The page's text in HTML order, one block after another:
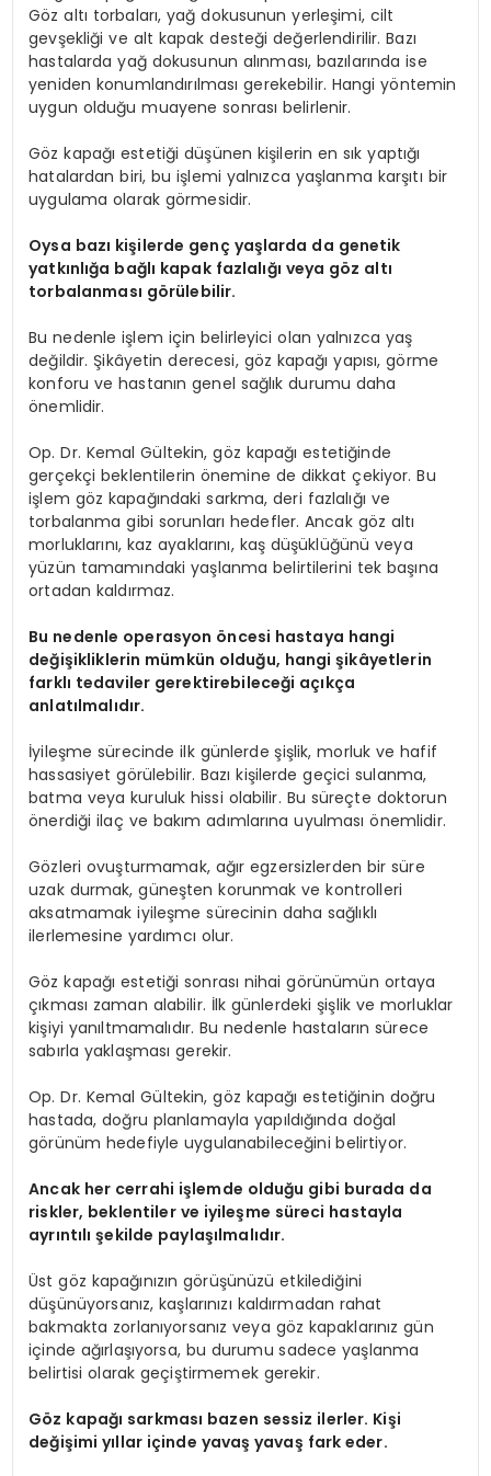
Göz altı torbaları, yağ dokusunun yerleşimi, cilt
gevşekliği ve alt kapak desteği değerlendirilir. Bazı
hastalarda yağ dokusunun alınması, bazılarında ise
yeniden konumlandırılması gerekebilir. Hangi yöntemin
uygun olduğu muayene sonrası belirlenir.
Göz kapağı estetiği düşünen kişilerin en sık yaptığı
hatalardan biri, bu işlemi yalnızca yaşlanma karşıtı bir
uygulama olarak görmesidir.
Oysa bazı kişilerde genç yaşlarda da genetik
yatkınlığa bağlı kapak fazlalığı veya göz altı
torbalanması görülebilir.
Bu nedenle işlem için belirleyici olan yalnızca yaş
değildir. Şikâyetin derecesi, göz kapağı yapısı, görme
konforu ve hastanın genel sağlık durumu daha
önemlidir.
Op. Dr. Kemal Gültekin, göz kapağı estetiğinde
gerçekçi beklentilerin önemine de dikkat çekiyor. Bu
işlem göz kapağındaki sarkma, deri fazlalığı ve
torbalanma gibi sorunları hedefler. Ancak göz altı
morluklarını, kaz ayaklarını, kaş düşüklüğünü veya
yüzün tamamındaki yaşlanma belirtilerini tek başına
ortadan kaldırmaz.
Bu nedenle operasyon öncesi hastaya hangi
değişikliklerin mümkün olduğu, hangi şikâyetlerin
farklı tedaviler gerektirebileceği açıkça
anlatılmalıdır.
İyileşme sürecinde ilk günlerde şişlik, morluk ve hafif
hassasiyet görülebilir. Bazı kişilerde geçici sulanma,
batma veya kuruluk hissi olabilir. Bu süreçte doktorun
önerdiği ilaç ve bakım adımlarına uyulması önemlidir.
Gözleri ovuşturmamak, ağır egzersizlerden bir süre
uzak durmak, güneşten korunmak ve kontrolleri
aksatmamak iyileşme sürecinin daha sağlıklı
ilerlemesine yardımcı olur.
Göz kapağı estetiği sonrası nihai görünümün ortaya
çıkması zaman alabilir. İlk günlerdeki şişlik ve morluklar
kişiyi yanıltmamalıdır. Bu nedenle hastaların sürece
sabırla yaklaşması gerekir.
Op. Dr. Kemal Gültekin, göz kapağı estetiğinin doğru
hastada, doğru planlamayla yapıldığında doğal
görünüm hedefiyle uygulanabileceğini belirtiyor.
Ancak her cerrahi işlemde olduğu gibi burada da
riskler, beklentiler ve iyileşme süreci hastayla
ayrıntılı şekilde paylaşılmalıdır.
Üst göz kapağınızın görüşünüzü etkilediğini
düşünüyorsanız, kaşlarınızı kaldırmadan rahat
bakmakta zorlanıyorsanız veya göz kapaklarınız gün
içinde ağırlaşıyorsa, bu durumu sadece yaşlanma
belirtisi olarak geçiştirmemek gerekir.
Göz kapağı sarkması bazen sessiz ilerler. Kişi
değişimi yıllar içinde yavaş yavaş fark eder.